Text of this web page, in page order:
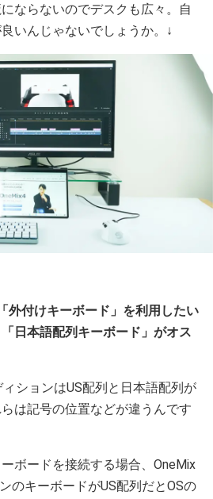
ならないのでデスクも広々。自
いんじゃないでしょうか。↓
外付けキーボード」を利用したい
日本語配列キーボード」がオス
ションはUS配列と日本語配列が
は記号の位置などが違うんです
ボードを接続する場合、OneMix
のキーボードがUS配列だとOSの